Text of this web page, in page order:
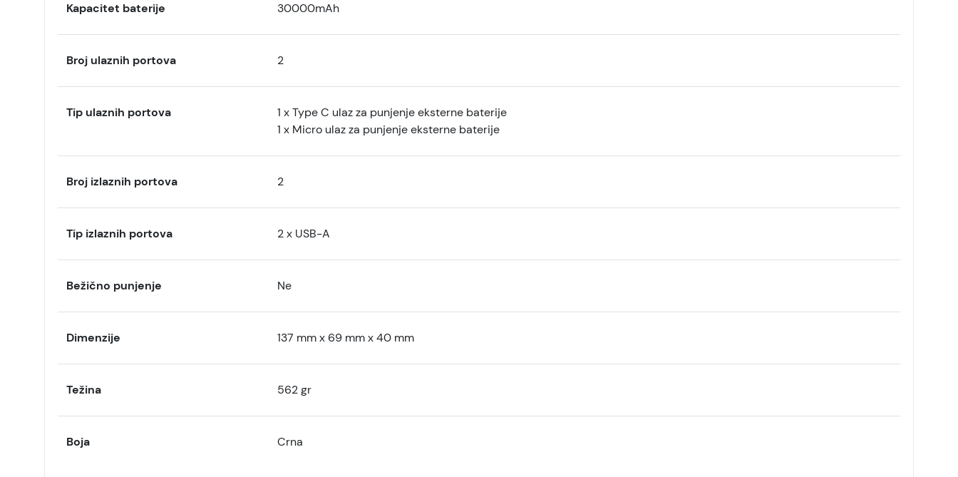
Kapacitet baterije 30000mAh
Broj ulaznih portova 2
Tip ulaznih portova
1 x Type C ulaz za punjenje eksterne baterije
1 x Micro ulaz za punjenje eksterne baterije
Broj izlaznih portova 2
Tip izlaznih portova 2 x USB-A
Bežično punjenje Ne
Dimenzije 137 mm x 69 mm x 40 mm
Težina 562 gr
Boja Crna